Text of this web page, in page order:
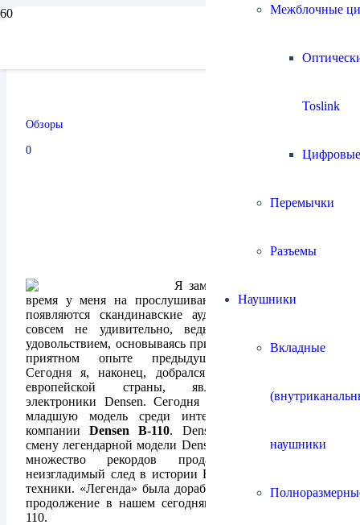
Межблочные
Toslink
Цифровые
Перемычки
Разъемы
Наушники
Вкладные
наушники
Интегральный усилитель
Обзоры
0
Я заметил, что в последнее
время у меня на прослушивании всё чаще и чаще
появляются скандинавские аудио компоненты. Это
совсем не удивительно, ведь я сам беру их с
удовольствием, основываясь при выборе на удачном и
приятном опыте предыдущих прослушиваний.
Сегодня я, наконец, добрался до Дании, чудесной
европейской страны, являющейся родиной
электроники Densen. Сегодня будем слушать самую
младшую модель среди интегральных усилителей
компанииDensen B-110. Densen B-110 пришёл на
смену легендарной модели Densen Beat-100, побившей
множество рекордов продаж и оставившей
неизгладимый след в истории Hi-Fi и High-End аудио
техники. «Легенда» была доработана и получила своё
продолжение в нашем сегодняшнем госте Densen B-
110.